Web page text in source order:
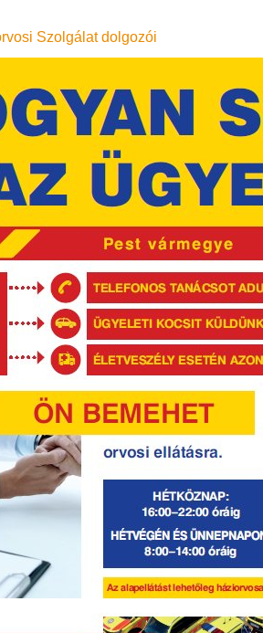
Szolgálat dolgozói